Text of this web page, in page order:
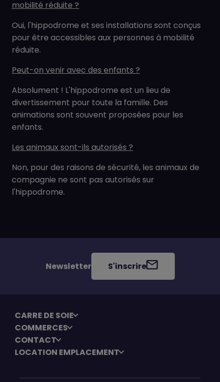
mobilité réduite ?
Oui, l'hippodrome et ses installations sont conçus
pour être accessibles aux personnes à mobilité
réduite.
Peut-on venir avec des enfants ?
Absolument ! L'hippodrome est un lieu de
divertissement pour toute la famille. Des
animations sont souvent proposées pour les
enfants.
Les animaux sont-ils autorisés ?
Non, pour des raisons de sécurité, les animaux de
compagnie ne sont pas autorisés sur
l'hippodrome.
Newsletter S'inscrire
CARRE DE SOIE
COMMERCES
CONTACT
LOCATION EMPLACEMENT